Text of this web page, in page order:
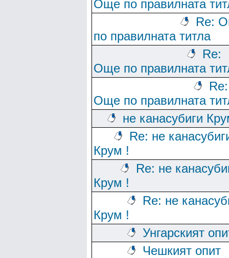
Още по правилната
Re:
по правилната титла
Re:
Още по правилната
Re:
Още по правилната
не канасубиги
Re: не
Крум !
Re: не
Крум !
Re: не
Крум !
Унгарският
Чешкият опит